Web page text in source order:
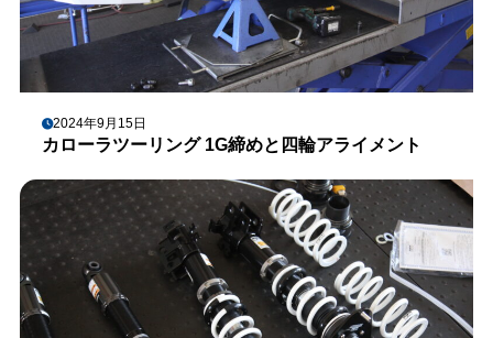
2024年9月15日
カローラツーリング 1G締めと四輪アライメント